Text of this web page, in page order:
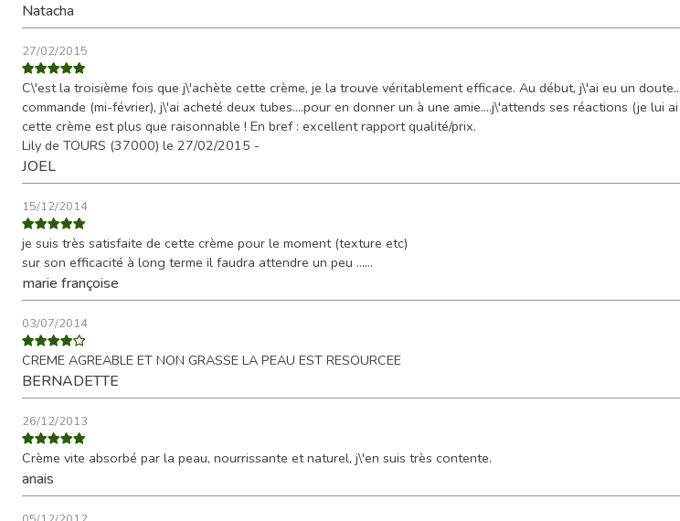
Natacha
27/02/2015
C\'est la troisième fois que j\'achète cette crème, je la trouve véritablement efficace. Au début, j\'ai eu un
commande (mi-février), j\'ai acheté deux tubes....pour en donner un à une amie....j\'attends ses réactions (je
cette crème est plus que raisonnable ! En bref : excellent rapport qualité/prix.
Lily de TOURS (37000) le 27/02/2015 -
JOEL
15/12/2014
je suis très satisfaite de cette crème pour le moment (texture etc)
sur son efficacité à long terme il faudra attendre un peu ......
marie françoise
03/07/2014
CREME AGREABLE ET NON GRASSE LA PEAU EST RESOURCEE
BERNADETTE
26/12/2013
Crème vite absorbé par la peau, nourrissante et naturel, j\'en suis très contente.
anais